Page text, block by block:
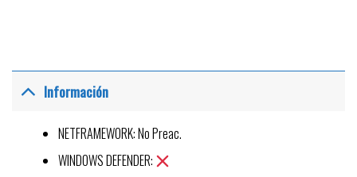
Información
NETFRAMEWORK: No Preac.
WINDOWS DEFENDER: